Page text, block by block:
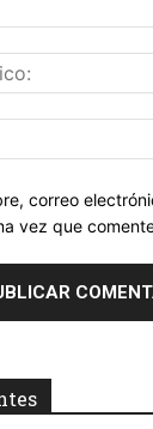
correo
vez que